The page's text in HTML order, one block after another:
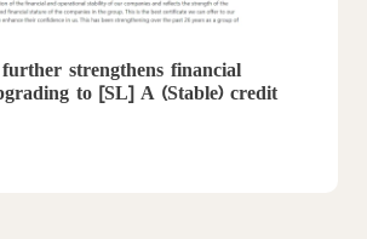
strengthens financial
to [SL] A (Stable) credit